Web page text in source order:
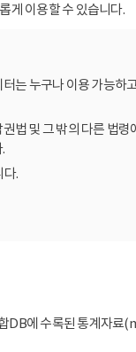
게 이용할 수 있습니다.
누구나 이용 가능하
법 및 그 밖의 다른 법
다.
DB에 수록된 통계자료